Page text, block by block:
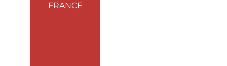
FRANCE